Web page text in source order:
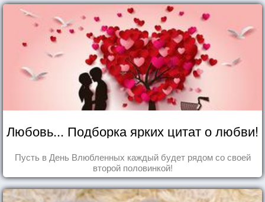
Любовь... Подборка ярких цитат о любви!
Пусть в День Влюбленных каждый будет рядом со своей
второй половинкой!